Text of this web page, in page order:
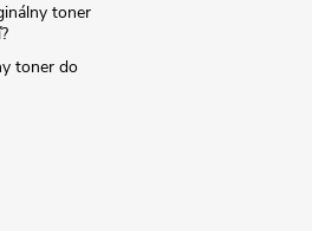
toner
toner do